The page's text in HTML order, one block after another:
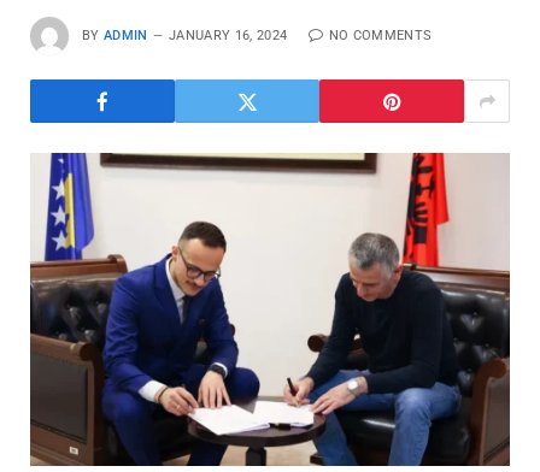
BY ADMIN JANUARY 16, 2024 NO COMMENTS